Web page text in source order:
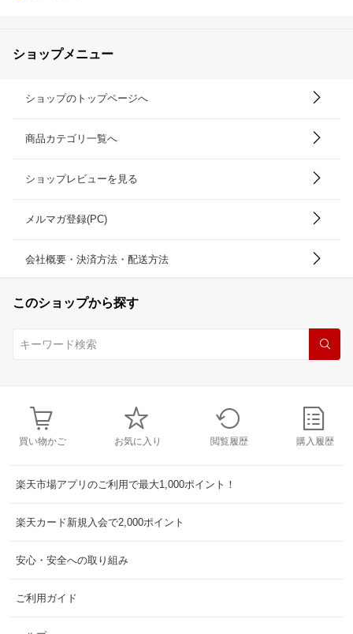
ショップメニュー
ショップのトップページへ
商品カテゴリ一覧へ
ショップレビューを見る
メルマガ登録(PC)
会社概要・決済方法・配送方法
このショップから探す
買い物かご お気に入り 閲覧履歴 購入履歴
楽天市場アプリのご利用で最大1,000ポイント！
楽天カード新規入会で2,000ポイント
安心・安全への取り組み
ご利用ガイド